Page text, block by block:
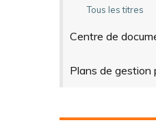
Tous les titres
Centre de
Plans de gestion